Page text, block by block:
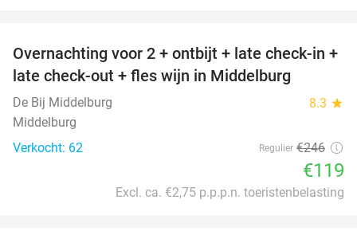
52%
Overnachting voor 2 + ontbijt + late check-in +
late check-out + fles wijn in Middelburg
De Bij Middelburg 8.3 star
Middelburg
Verkocht: 62
Regulier €246
€119
Excl. ca. €2,75 p.p.p.n. toeristenbelasting